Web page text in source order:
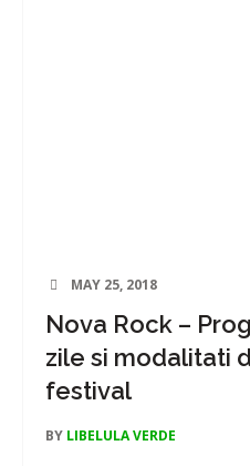
MAY 25, 2018
Nova Rock –
zile si modalitati
festival
BY LIBELULA VERDE